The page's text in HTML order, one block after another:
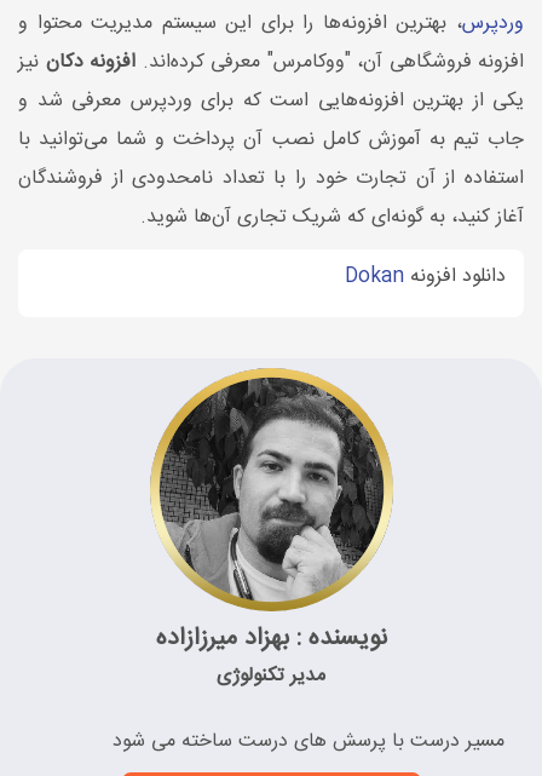
وردپرس، بهترین افزونه‌ها را برای این سیستم مدیریت محتوا و
افزونه فروشگاهی آن، "ووکامرس" معرفی کرده‌اند. افزونه دکان نیز
یکی از بهترین افزونه‌هایی است که برای وردپرس معرفی شد و
جاب تیم به آموزش کامل نصب آن پرداخت و شما می‌توانید با
استفاده از آن تجارت خود را با تعداد نامحدودی از فروشندگان
آغاز کنید، به گونه‌ای که شریک تجاری آن‌ها شوید.
دانلود افزونه Dokan
نویسنده : بهزاد میرزازاده
مدیر تکنولوژی
مسیر درست با پرسش های درست ساخته می شود